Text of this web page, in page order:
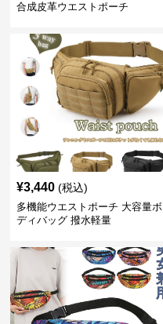
合成皮革ウエストポーチ
¥3,440 (税込)
多機能ウエストポーチ 大容量ボ
ディバッグ 撥水軽量